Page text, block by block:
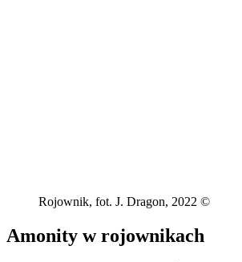
Rojownik, fot. J. Dragon, 2022 ©
Amonity w rojownikach